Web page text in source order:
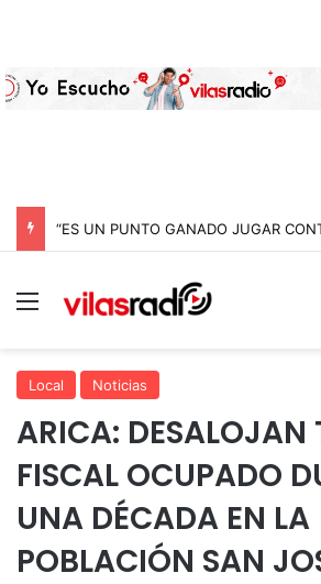
Menú
Local Noticias
ARICA: DESALOJAN
FISCAL OCUPADO
UNA DÉCADA EN LA
POBLACIÓN SAN